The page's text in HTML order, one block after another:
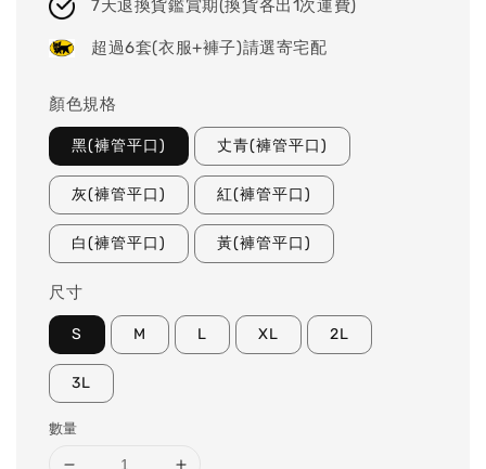
7天退換貨鑑賞期(換貨各出1次運費)
超過6套(衣服+褲子)請選寄宅配
顏色規格
黑(褲管平口) 丈青(褲管平口)
灰(褲管平口) 紅(褲管平口)
白(褲管平口) 黃(褲管平口)
尺寸
S M L XL 2L
3L
數量